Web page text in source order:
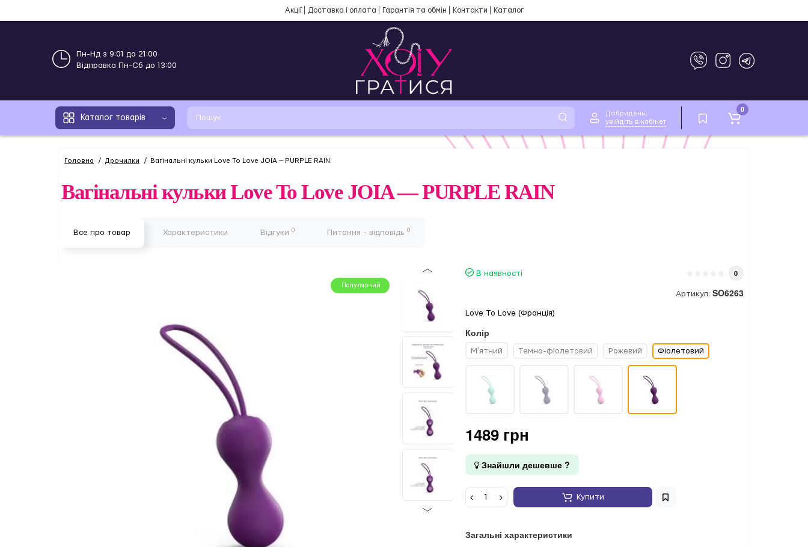
Акції Доставка і оплата Гарантія та обмін Контакти Каталог
Пн-Нд з 9:01 до 21:00
Відправка Пн-Сб до 13:00
Каталог товарів
Добридень,
увійдіть в кабінет
0
Головна Дрочилки Вагінальні кульки Love To Love JOIA — PURPLE RAIN
Вагінальні кульки Love To Love JOIA — PURPLE RAIN
Все про товар Характеристики Відгуки 0 Питання - відповідь 0
Популярний
В наявності 0
Артикул: SO6263
Love To Love (Франція)
Колір
Мʼятний Темно-фіолетовий Рожевий Фіолетовий
1489 грн
Знайшли дешевше ?
Купити
Загальні характеристики